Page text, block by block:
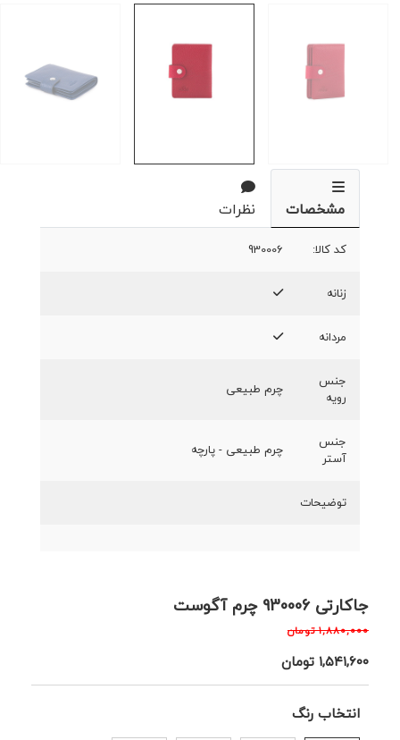
جاکارتی 930006 چرم آگوست
۱,۸۸۰,۰۰۰ تومان
۱,۵۴۱,۶۰۰ تومان
انتخاب رنگ
مشخصات نظرات
کد کالا: 930006
زنانه
مردانه
جنس
رویه
چرم طبیعی
جنس
آستر
چرم طبیعی - پارچه
توضیحات